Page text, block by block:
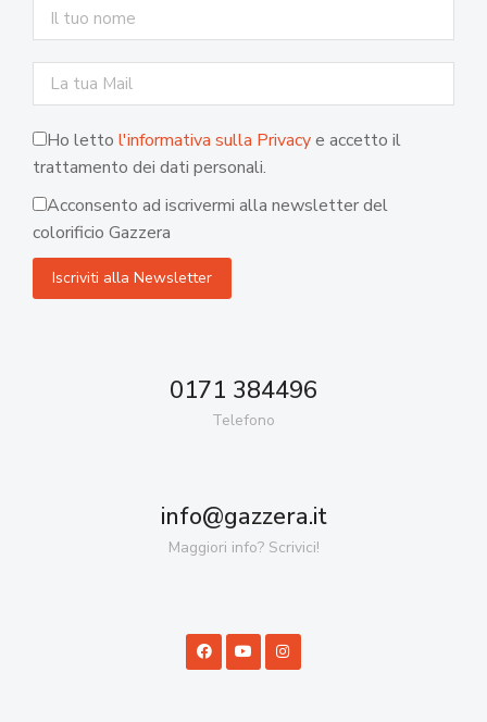
Ho letto l'informativa sulla Privacye accetto il
trattamento dei dati personali.
Acconsento ad iscrivermi alla newsletter del
colorificio Gazzera
0171 384496
Telefono
info@gazzera.it
Maggiori info? Scrivici!